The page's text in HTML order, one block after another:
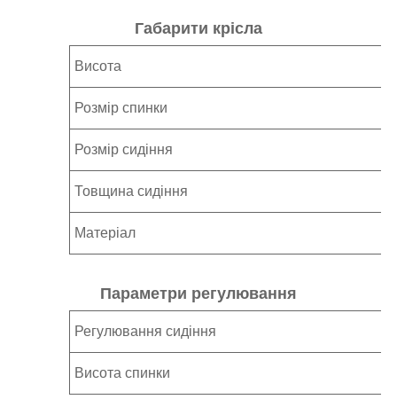
Габарити крісла
Висота
Розмір спинки
Розмір сидіння
Товщина сидіння
Матеріал
Параметри регулювання
Регулювання сидіння
Висота спинки